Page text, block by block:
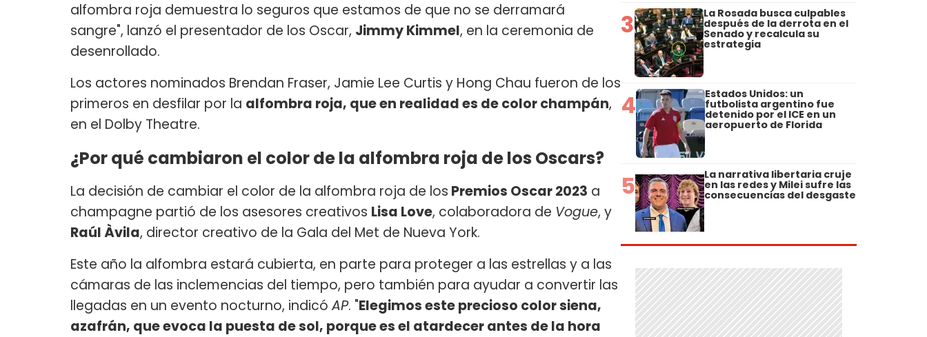
alfombra roja demuestra lo seguros que estamos de que no se derramará
sangre", lanzó el presentador de los Oscar, Jimmy Kimmel, en la ceremonia de
desenrollado.
Los actores nominados Brendan Fraser, Jamie Lee Curtis y Hong Chau fueron de los
primeros en desfilar por la alfombra roja, que en realidad es de color champán,
en el Dolby Theatre.
¿Por qué cambiaron el color de la alfombra roja de los Oscars?
La decisión de cambiar el color de la alfombra roja de los Premios Oscar 2023 a
champagne partió de los asesores creativos Lisa Love, colaboradora de Vogue, y
Raúl Àvila, director creativo de la Gala del Met de Nueva York.
Este año la alfombra estará cubierta, en parte para proteger a las estrellas y a las
cámaras de las inclemencias del tiempo, pero también para ayudar a convertir las
llegadas en un evento nocturno, indicóAP. "Elegimos este precioso color siena,
azafrán, que evoca la puesta de sol, porque es el atardecer antes de la hora
3 La Rosada busca culpables
después de la derrota en el
Senado y recalcula su
estrategia
4 Estados Unidos: un
futbolista argentino fue
detenido por el ICE en un
aeropuerto de Florida
5 La narrativa libertaria cruje
en las redes y Milei sufre las
consecuencias del desgaste